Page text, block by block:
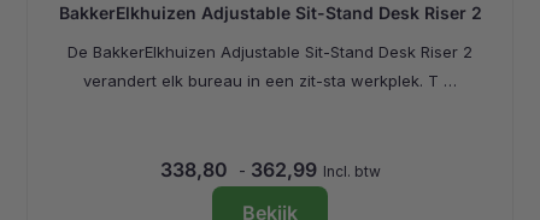
BakkerElkhuizen Adjustable Sit-Stand Desk Riser 2
De BakkerElkhuizen Adjustable Sit-Stand Desk Riser 2
verandert elk bureau in een zit-sta werkplek. T …
338,80 - 362,99 Incl. btw
Bekijk